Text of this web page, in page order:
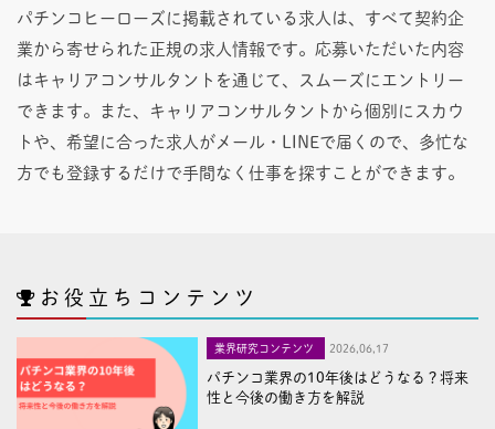
パチンコヒーローズに掲載されている求人は、すべて契約企
業から寄せられた正規の求人情報です。応募いただいた内容
はキャリアコンサルタントを通じて、スムーズにエントリー
できます。また、キャリアコンサルタントから個別にスカウ
トや、希望に合った求人がメール・LINEで届くので、多忙な
方でも登録するだけで手間なく仕事を探すことができます。
お役立ちコンテンツ
業界研究コンテンツ 2026,06,17
パチンコ業界の10年後はどうなる？将来
性と今後の働き方を解説